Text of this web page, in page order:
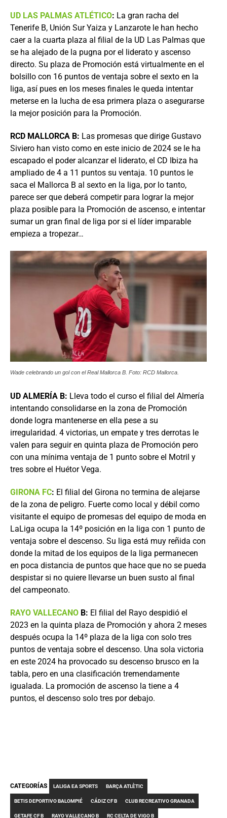
UD LAS PALMAS ATLÉTICO: La gran racha del
Tenerife B, Unión Sur Yaiza y Lanzarote le han hecho
caer a la cuarta plaza al filial de la UD Las Palmas que
se ha alejado de la pugna por el liderato y ascenso
directo. Su plaza de Promoción está virtualmente en el
bolsillo con 16 puntos de ventaja sobre el sexto en la
liga, así pues en los meses finales le queda intentar
meterse en la lucha de esa primera plaza o asegurarse
la mejor posición para la Promoción.
RCD MALLORCA B: Las promesas que dirige Gustavo
Siviero han visto como en este inicio de 2024 se le ha
escapado el poder alcanzar el liderato, el CD Ibiza ha
ampliado de 4 a 11 puntos su ventaja. 10 puntos le
saca el Mallorca B al sexto en la liga, por lo tanto,
parece ser que deberá competir para lograr la mejor
plaza posible para la Promoción de ascenso, e intentar
sumar un gran final de liga por si el líder imparable
empieza a tropezar…
Wade celebrando un gol con el Real Mallorca B. Foto: RCD Mallorca.
UD ALMERÍA B: Lleva todo el curso el filial del Almería
intentando consolidarse en la zona de Promoción
donde logra mantenerse en ella pese a su
irregularidad. 4 victorias, un empate y tres derrotas le
valen para seguir en quinta plaza de Promoción pero
con una mínima ventaja de 1 punto sobre el Motril y
tres sobre el Huétor Vega.
GIRONA FC: El filial del Girona no termina de alejarse
de la zona de peligro. Fuerte como local y débil como
visitante el equipo de promesas del equipo de moda en
LaLiga ocupa la 14º posición en la liga con 1 punto de
ventaja sobre el descenso. Su liga está muy reñida con
donde la mitad de los equipos de la liga permanecen
en poca distancia de puntos que hace que no se pueda
despistar si no quiere llevarse un buen susto al final
del campeonato.
RAYO VALLECANO B: El filial del Rayo despidió el
2023 en la quinta plaza de Promoción y ahora 2 meses
después ocupa la 14º plaza de la liga con solo tres
puntos de ventaja sobre el descenso. Una sola victoria
en este 2024 ha provocado su descenso brusco en la
tabla, pero en una clasificación tremendamente
igualada. La promoción de ascenso la tiene a 4
puntos, el descenso solo tres por debajo.
CATEGORÍAS LALIGA EA SPORTS BARÇA ATLÈTIC
BETIS DEPORTIVO BALOMPIÉ CÁDIZ CF B CLUB RECREATIVO GRANADA
GETAFE CF B RAYO VALLECANO B RC CELTA DE VIGO B